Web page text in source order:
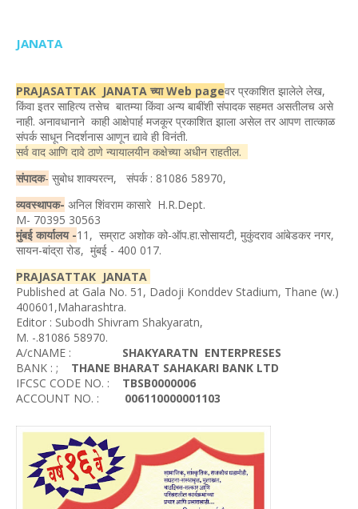
JANATA
PRAJASATTAK JANATA च्या Web pageवर प्रकाशित झालेले लेख,
किंवा इतर साहित्य तसेच बातम्या किंवा अन्य बाबींशी संपादक सहमत असतीलच असे
नाही. अनावधानाने काही आक्षेपार्ह मजकूर प्रकाशित झाला असेल तर आपण तात्काळ
संपर्क साधून निदर्शनास आणून द्यावे ही विनंती.
सर्व वाद आणि दावे ठाणे न्यायालयीन कक्षेच्या अधीन राहतील.
संपादक- सुबोध शाक्यरत्न, संपर्क : 81086 58970,
व्यवस्थापक- अनिल शिंवराम कासारे H.R.Dept.
M- 70395 30563
मुंबई कार्यालय -11, सम्राट अशोक को-ऑप.हा.सोसायटी, मुकुंदराव आंबेडकर नगर,
सायन-बांद्रा रोड, मुंबई - 400 017.
PRAJASATTAK JANATA
Published at Gala No. 51, Dadoji Konddev Stadium, Thane (w.)
400601,Maharashtra.
Editor : Subodh Shivram Shakyaratn,
M. -.81086 58970.
A/cNAME : SHAKYARATN ENTERPRESES
BANK : ; THANE BHARAT SAHAKARI BANK LTD
IFCSC CODE NO. : TBSB0000006
ACCOUNT NO. : 006110000001103